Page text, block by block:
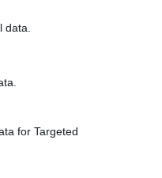
for Targeted
240 nehod zavinila